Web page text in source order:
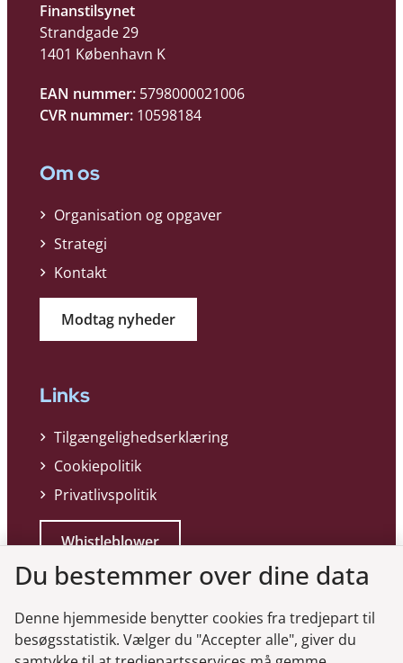
Finanstilsynet
Strandgade 29
1401 København K
EAN nummer: 5798000021006
CVR nummer: 10598184
Om os
Organisation og opgaver
Strategi
Kontakt
Modtag nyheder
Links
Tilgængelighedserklæring
Cookiepolitik
Privatlivspolitik
Whistleblower
Du bestemmer over dine data
Denne hjemmeside benytter cookies fra tredjepart til
besøgsstatistik. Vælger du "Accepter alle", giver du